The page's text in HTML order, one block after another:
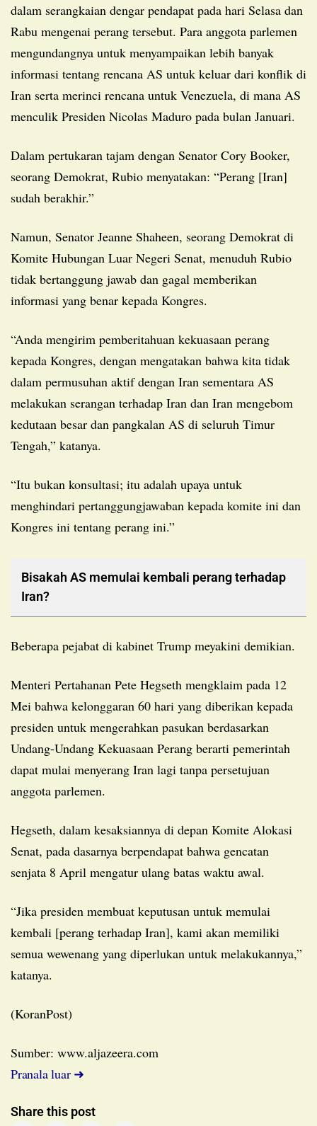
dalam serangkaian dengar pendapat pada hari Selasa dan
Rabu mengenai perang tersebut. Para anggota parlemen
mengundangnya untuk menyampaikan lebih banyak
informasi tentang rencana AS untuk keluar dari konflik di
Iran serta merinci rencana untuk Venezuela, di mana AS
menculik Presiden Nicolas Maduro pada bulan Januari.
Dalam pertukaran tajam dengan Senator Cory Booker,
seorang Demokrat, Rubio menyatakan: “Perang [Iran]
sudah berakhir.”
Namun, Senator Jeanne Shaheen, seorang Demokrat di
Komite Hubungan Luar Negeri Senat, menuduh Rubio
tidak bertanggung jawab dan gagal memberikan
informasi yang benar kepada Kongres.
“Anda mengirim pemberitahuan kekuasaan perang
kepada Kongres, dengan mengatakan bahwa kita tidak
dalam permusuhan aktif dengan Iran sementara AS
melakukan serangan terhadap Iran dan Iran mengebom
kedutaan besar dan pangkalan AS di seluruh Timur
Tengah,” katanya.
“Itu bukan konsultasi; itu adalah upaya untuk
menghindari pertanggungjawaban kepada komite ini dan
Kongres ini tentang perang ini.”
Bisakah AS memulai kembali perang terhadap
Iran?
Beberapa pejabat di kabinet Trump meyakini demikian.
Menteri Pertahanan Pete Hegseth mengklaim pada 12
Mei bahwa kelonggaran 60 hari yang diberikan kepada
presiden untuk mengerahkan pasukan berdasarkan
Undang-Undang Kekuasaan Perang berarti pemerintah
dapat mulai menyerang Iran lagi tanpa persetujuan
anggota parlemen.
Hegseth, dalam kesaksiannya di depan Komite Alokasi
Senat, pada dasarnya berpendapat bahwa gencatan
senjata 8 April mengatur ulang batas waktu awal.
“Jika presiden membuat keputusan untuk memulai
kembali [perang terhadap Iran], kami akan memiliki
semua wewenang yang diperlukan untuk melakukannya,”
katanya.
(KoranPost)
Sumber: www.aljazeera.com
Pranala luar ➜
Share this post